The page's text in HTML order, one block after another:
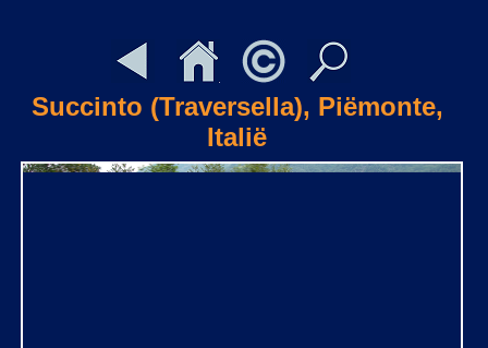
Succinto (Traversella), Piëmonte,
Italië